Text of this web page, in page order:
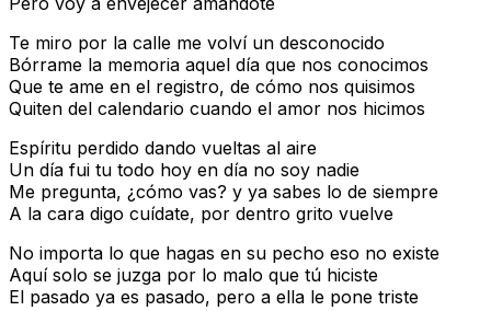
Te miro por la calle me volví un desconocido
Bórrame la memoria aquel día que nos conocimos
Que te ame en el registro, de cómo nos quisimos
Quiten del calendario cuando el amor nos hicimos
Espíritu perdido dando vueltas al aire
Un día fui tu todo hoy en día no soy nadie
Me pregunta, ¿cómo vas? y ya sabes lo de siempre
A la cara digo cuídate, por dentro grito vuelve
No importa lo que hagas en su pecho eso no existe
Aquí solo se juzga por lo malo que tú hiciste
El pasado ya es pasado, pero a ella le pone triste